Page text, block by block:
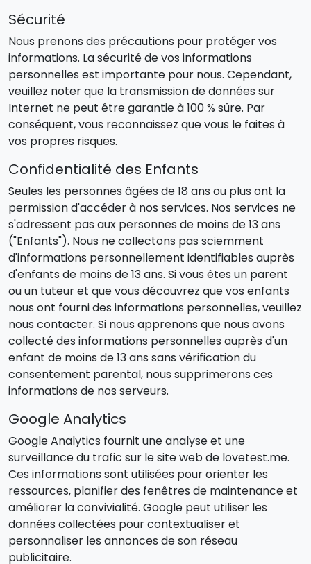
Sécurité
Nous prenons des précautions pour protéger vos
informations. La sécurité de vos informations
personnelles est importante pour nous. Cependant,
veuillez noter que la transmission de données sur
Internet ne peut être garantie à 100 % sûre. Par
conséquent, vous reconnaissez que vous le faites à
vos propres risques.
Confidentialité des Enfants
Seules les personnes âgées de 18 ans ou plus ont la
permission d'accéder à nos services. Nos services ne
s'adressent pas aux personnes de moins de 13 ans
("Enfants"). Nous ne collectons pas sciemment
d'informations personnellement identifiables auprès
d'enfants de moins de 13 ans. Si vous êtes un parent
ou un tuteur et que vous découvrez que vos enfants
nous ont fourni des informations personnelles, veuillez
nous contacter. Si nous apprenons que nous avons
collecté des informations personnelles auprès d'un
enfant de moins de 13 ans sans vérification du
consentement parental, nous supprimerons ces
informations de nos serveurs.
Google Analytics
Google Analytics fournit une analyse et une
surveillance du trafic sur le site web de lovetest.me.
Ces informations sont utilisées pour orienter les
ressources, planifier des fenêtres de maintenance et
améliorer la convivialité. Google peut utiliser les
données collectées pour contextualiser et
personnaliser les annonces de son réseau
publicitaire.